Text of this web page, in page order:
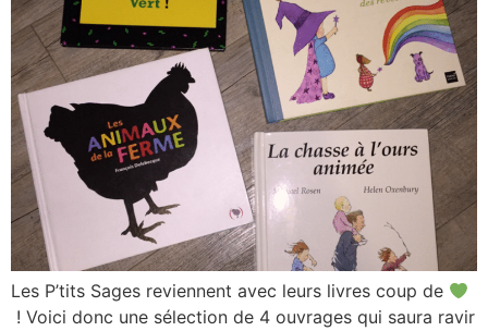
Les P’tits Sages reviennent avec leurs livres coup de
! Voici donc une sélection de 4 ouvrages qui saura ravir